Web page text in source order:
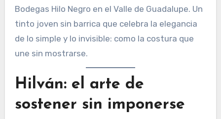
Bodegas Hilo Negro en el Valle de Guadalupe. Un
tinto joven sin barrica que celebra la elegancia
de lo simple y lo invisible: como la costura que
une sin mostrarse.
Hilván: el arte de
sostener sin imponerse